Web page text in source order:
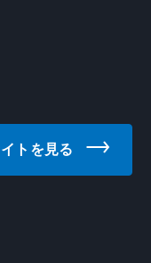
トを見る